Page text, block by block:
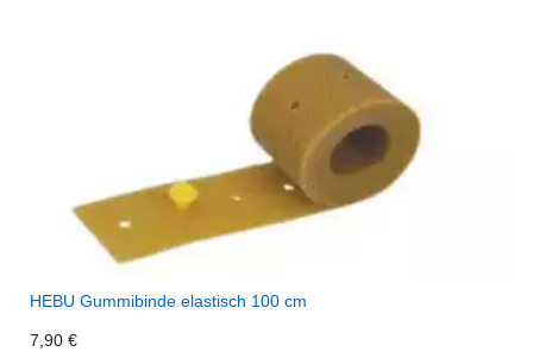
HEBU Gummibinde elastisch 100 cm
7,90 €